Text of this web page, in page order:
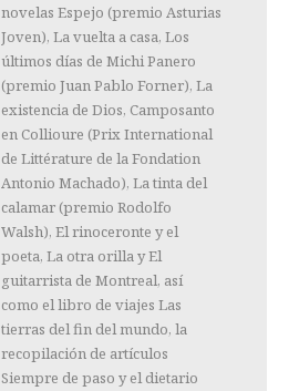
novelas Espejo (premio Asturias
Joven), La vuelta a casa, Los
últimos días de Michi Panero
(premio Juan Pablo Forner), La
existencia de Dios, Camposanto
en Collioure (Prix International
de Littérature de la Fondation
Antonio Machado), La tinta del
calamar (premio Rodolfo
Walsh), El rinoceronte y el
poeta, La otra orilla y El
guitarrista de Montreal, así
como el libro de viajes Las
tierras del fin del mundo, la
recopilación de artículos
Siempre de paso y el dietario